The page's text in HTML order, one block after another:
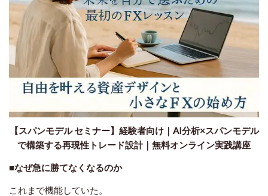
【スパンモデル セミナー】経験者向け｜AI分析×スパンモデル
で構築する再現性トレード設計｜無料オンライン実践講座
■なぜ急に勝てなくなるのか
これまで機能していた。